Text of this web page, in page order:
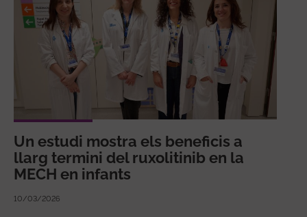
Un estudi mostra els beneficis a
llarg termini del ruxolitinib en la
MECH en infants
10/03/2026